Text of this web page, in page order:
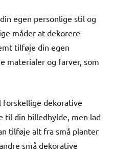
egen personlige stil og
måder at dekorere
tilføje din egen
materialer og farver, som
dekorative
til din billedhylde, men lad
tilføje alt fra små planter
små dekorative